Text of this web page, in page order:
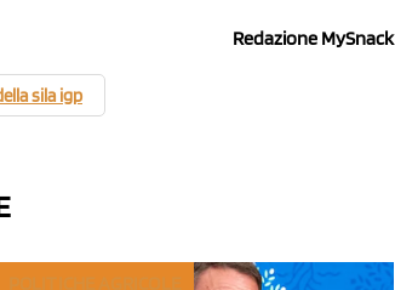
Redazione MySnack
sila igp